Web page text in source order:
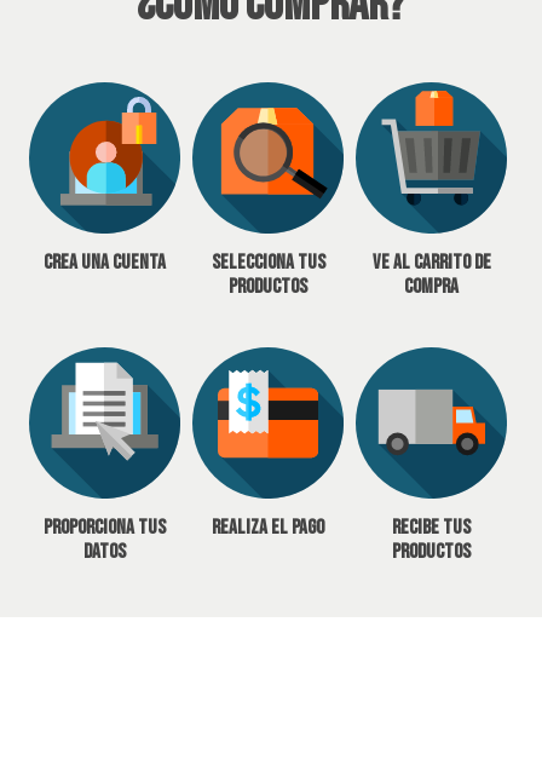
Crea una cuenta
Selecciona tus
productos
Ve al carrito de
compra
Proporciona tus
datos
Realiza el pago
Recibe tus
productos